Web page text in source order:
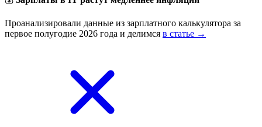
Проанализировали данные из зарплатного калькулятора за
первое полугодие 2026 года и делимся в статье →